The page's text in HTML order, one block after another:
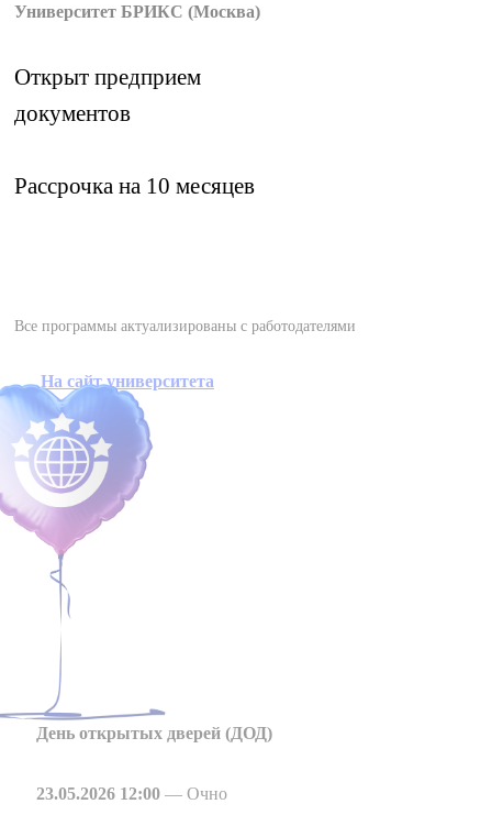
Университет БРИКС (Москва)
Открыт предприем
документов
Рассрочка на 10 месяцев
Все программы актуализированы с работодателями
На сайт университета
День открытых дверей (ДОД)
23.05.2026 12:00 — Очно